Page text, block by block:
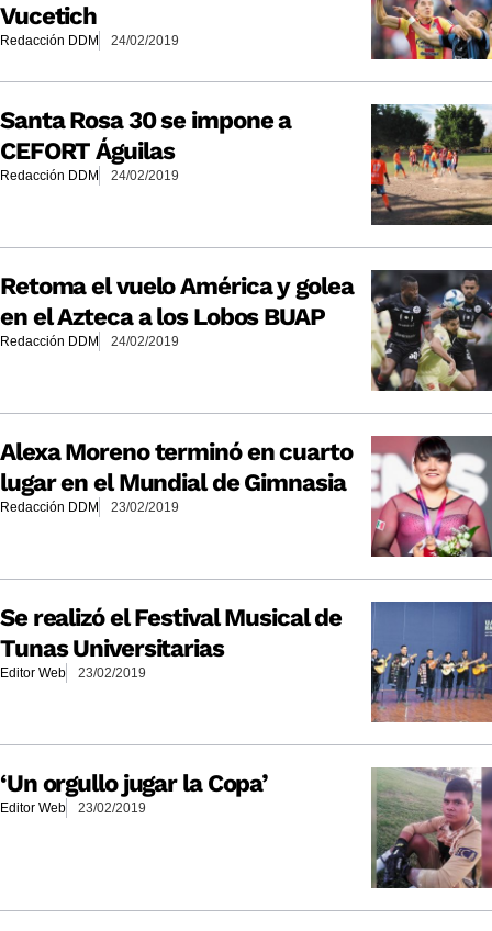
Vucetich
Redacción DDM 24/02/2019
Santa Rosa 30 se impone a
CEFORT Águilas
Redacción DDM 24/02/2019
Retoma el vuelo América y golea
en el Azteca a los Lobos BUAP
Redacción DDM 24/02/2019
Alexa Moreno terminó en cuarto
lugar en el Mundial de Gimnasia
Redacción DDM 23/02/2019
Se realizó el Festival Musical de
Tunas Universitarias
Editor Web 23/02/2019
‘Un orgullo jugar la Copa’
Editor Web 23/02/2019